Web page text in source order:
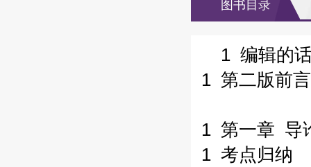
图书目录
1 编辑的
1 第二版前言
1 第一章 导
1 考点归纳